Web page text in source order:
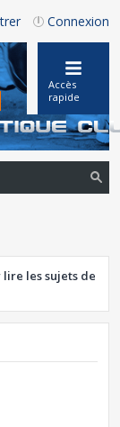
Connexion
Accès
rapide
rc
he
lire les sujets de